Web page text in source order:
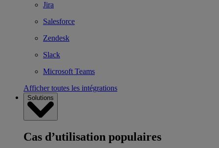
Jira
Salesforce
Zendesk
Slack
Microsoft Teams
Afficher toutes les intégrations
Solutions
Cas d’utilisation populaires